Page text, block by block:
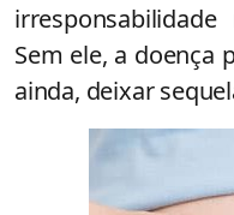
Sem ele, a doença
ainda, deixar